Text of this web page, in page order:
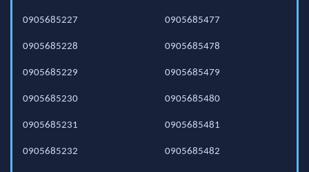
0905685227
0905685228
0905685229
0905685230
0905685231
0905685232
0905685477
0905685478
0905685479
0905685480
0905685481
0905685482